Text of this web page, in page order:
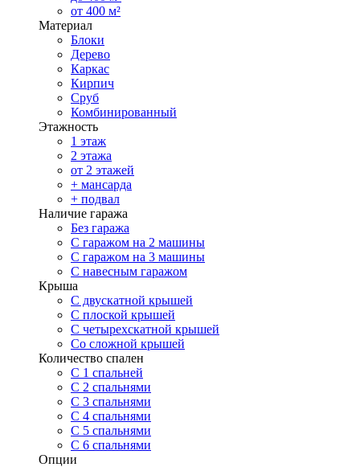
от 400 м²
Материал
Блоки
Дерево
Каркас
Кирпич
Сруб
Комбинированный
Этажность
1 этаж
2 этажа
от 2 этажей
+ мансарда
+ подвал
Наличие гаража
Без гаража
С гаражом на 2 машины
С гаражом на 3 машины
С навесным гаражом
Крыша
С двускатной крышей
С плоской крышей
С четырехскатной крышей
Со сложной крышей
Количество спален
С 1 спальней
С 2 спальнями
С 3 спальнями
С 4 спальнями
С 5 спальнями
С 6 спальнями
Опции